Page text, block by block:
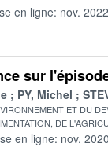
en ligne: nov. 2022
sur
PY, Michel
ET DU
DE
en ligne: nov. 2020